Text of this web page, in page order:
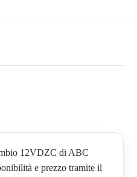
12VDZC di ABC
e prezzo tramite il